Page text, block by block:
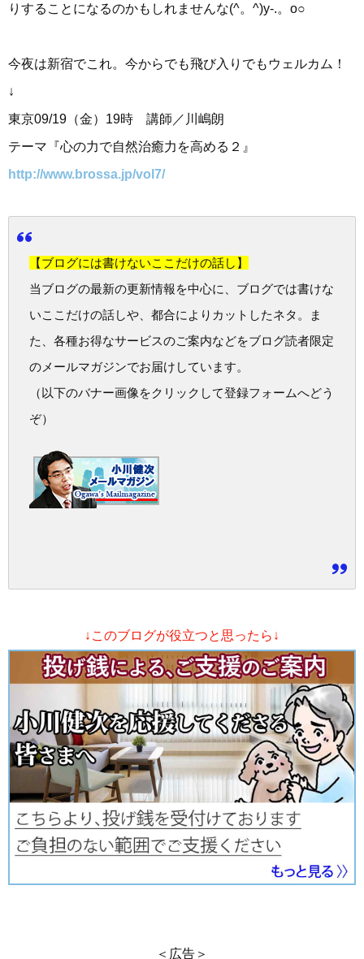
りすることになるのかもしれませんな(^。^)y-.。o○
今夜は新宿でこれ。今からでも飛び入りでもウェルカム！
↓
東京09/19（金）19時 講師／川嶋朗
テーマ『心の力で自然治癒力を高める２』
http://www.brossa.jp/vol7/
【ブログには書けないここだけの話し】
当ブログの最新の更新情報を中心に、ブログでは書けな
いここだけの話しや、都合によりカットしたネタ。ま
た、各種お得なサービスのご案内などをブログ読者限定
のメールマガジンでお届けしています。
（以下のバナー画像をクリックして登録フォームへどう
ぞ）
↓このブログが役立つと思ったら↓
＜広告＞